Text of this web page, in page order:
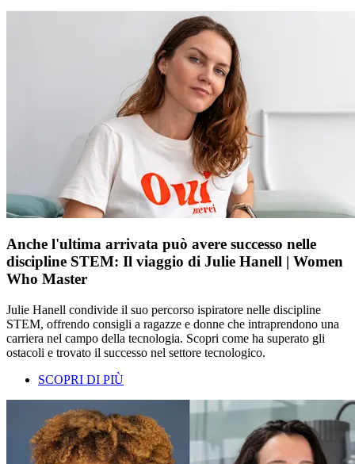
Anche l'ultima arrivata può avere successo nelle
discipline STEM: Il viaggio di Julie Hanell | Women
Who Master
Julie Hanell condivide il suo percorso ispiratore nelle discipline
STEM, offrendo consigli a ragazze e donne che intraprendono una
carriera nel campo della tecnologia. Scopri come ha superato gli
ostacoli e trovato il successo nel settore tecnologico.
SCOPRI DI PIÙ